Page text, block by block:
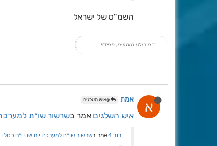
השמ"ט של ישראל
ב"ה כולנו תותחים, תמיד!!
א אמת @איש השלגים
איש השלגים אמר בשרשור שו״ת למערכת
דוד 4 אמר בשרשור שו״ת למערכת יום שני י״ח כסלו 8/8